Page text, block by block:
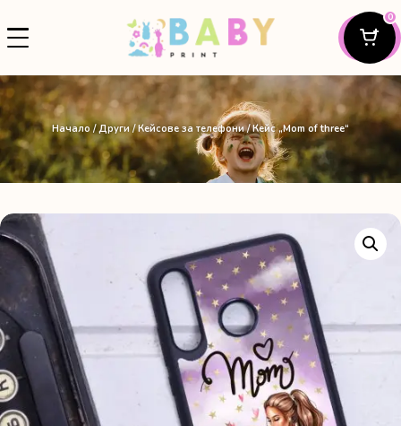
0
Начало /Други /Кейсове за телефони/ Кейс „Mom of three“